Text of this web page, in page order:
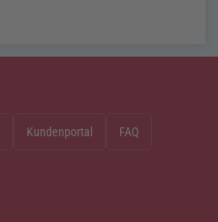
Kundenportal FAQ